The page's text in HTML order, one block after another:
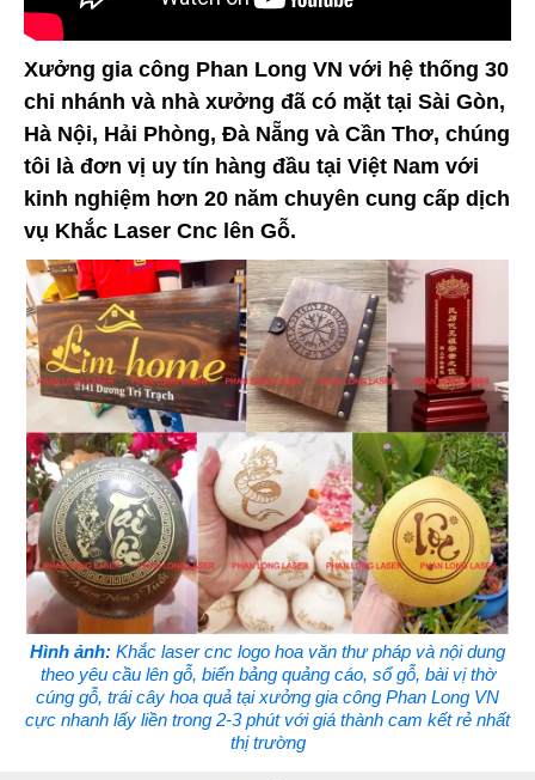
Xưởng gia công Phan Long VN với hệ thống 30
chi nhánh và nhà xưởng đã có mặt tại Sài Gòn,
Hà Nội, Hải Phòng, Đà Nẵng và Cần Thơ, chúng
tôi là đơn vị uy tín hàng đầu tại Việt Nam với
kinh nghiệm hơn 20 năm chuyên cung cấp dịch
vụ Khắc Laser Cnc lên Gỗ.
Hình ảnh: Khắc laser cnc logo hoa văn thư pháp và nội dung
theo yêu cầu lên gỗ, biển bảng quảng cáo, sổ gỗ, bài vị thờ
cúng gỗ, trái cây hoa quả tại xưởng gia công Phan Long VN
cực nhanh lấy liền trong 2-3 phút với giá thành cam kết rẻ nhất
thị trường